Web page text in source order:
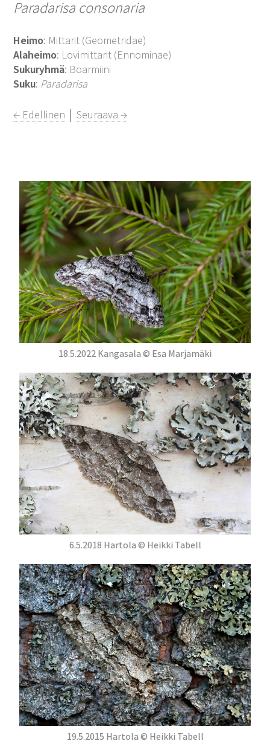
Paradarisa consonaria
Heimo: Mittarit (Geometridae)
Alaheimo: Lovimittarit (Ennominae)
Sukuryhmä: Boarmiini
Suku: Paradarisa
← Edellinen │Seuraava →
18.5.2022 Kangasala © Esa Marjamäki
6.5.2018 Hartola © Heikki Tabell
19.5.2015 Hartola © Heikki Tabell